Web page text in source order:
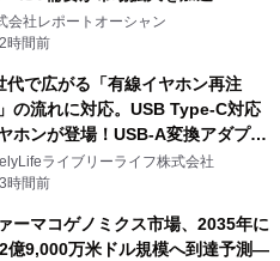
会社レポートオーシャン
時間前
代で広がる「有線イヤホン再注
の流れに対応。USB Type-C対応
ホンが登場！USB-A変換アダプタ
きでスマホからパソコンまで幅広
用可能
ライブリーライフ株式会社
時間前
ーマコゲノミクス市場、2035年に
億9,000万米ドル規模へ到達予測―